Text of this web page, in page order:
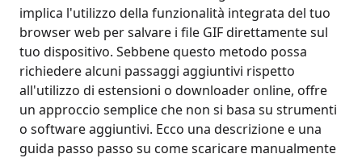
implica l'utilizzo della funzionalità integrata del tuo
browser web per salvare i file GIF direttamente sul
tuo dispositivo. Sebbene questo metodo possa
richiedere alcuni passaggi aggiuntivi rispetto
all'utilizzo di estensioni o downloader online, offre
un approccio semplice che non si basa su strumenti
o software aggiuntivi. Ecco una descrizione e una
guida passo passo su come scaricare manualmente